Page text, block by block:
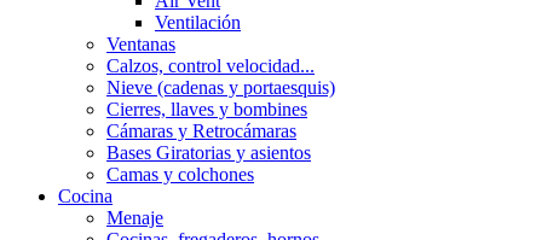
Ventilación
Ventanas
Calzos, control velocidad...
Nieve (cadenas y portaesquis)
Cierres, llaves y bombines
Cámaras y Retrocámaras
Bases Giratorias y asientos
Camas y colchones
Cocina
Menaje